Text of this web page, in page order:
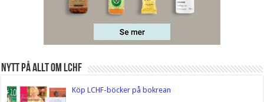
Nytt på Allt om LCHF
Köp LCHF-böcker på bokrean